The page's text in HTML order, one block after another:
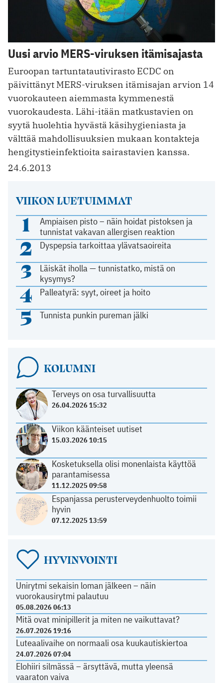
Uusi arvio MERS-viruksen itämisajasta
Euroopan tartuntatautivirasto ECDC on
päivittänyt MERS-viruksen itämisajan arvion 14
vuorokauteen aiemmasta kymmenestä
vuorokaudesta. Lähi-itään matkustavien on
syytä huolehtia hyvästä käsihygieniasta ja
välttää mahdollisuuksien mukaan kontakteja
hengitystieinfektioita sairastavien kanssa.
24.6.2013
VIIKON LUETUIMMAT
1
Ampiaisen pisto – näin hoidat pistoksen ja
tunnistat vakavan allergisen reaktion
2 Dyspepsia tarkoittaa ylävatsaoireita
3
Läiskät iholla — tunnistatko, mistä on
kysymys?
4 Palleatyrä: syyt, oireet ja hoito
5 Tunnista punkin pureman jälki
KOLUMNI
Terveys on osa turvallisuutta
26.04.2026 15:32
Viikon käänteiset uutiset
15.03.2026 10:15
Kosketuksella olisi monenlaista käyttöä
parantamisessa
11.12.2025 09:58
Espanjassa perusterveydenhuolto toimii
hyvin
07.12.2025 13:59
HYVINVOINTI
Unirytmi sekaisin loman jälkeen – näin
vuorokausirytmi palautuu
05.08.2026 06:13
Mitä ovat minipillerit ja miten ne vaikuttavat?
26.07.2026 19:16
Luteaalivaihe on normaali osa kuukautiskiertoa
24.07.2026 07:04
Elohiiri silmässä – ärsyttävä, mutta yleensä
vaaraton vaiva